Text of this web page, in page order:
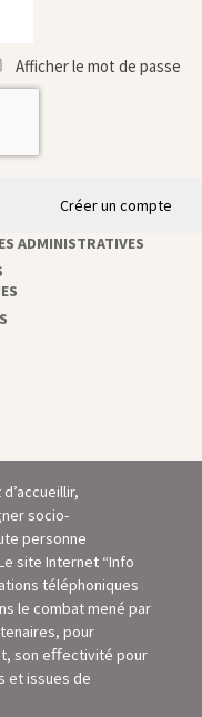
Afficher le mot de passe
Créer un compte
ADMINISTRATIVES
socio-
personne
site Internet “Info
téléphoniques
le combat mené par
pour
son eﬀectivité pour
et issues de